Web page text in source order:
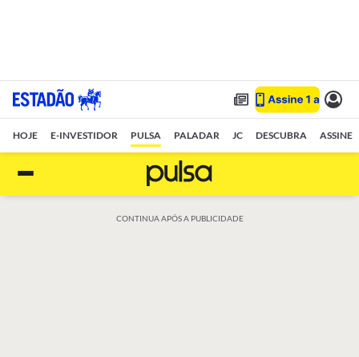
HOJE E-INVESTIDOR PULSA PALADAR JC DESCUBRA ASSINE
CONTINUA APÓS A PUBLICIDADE